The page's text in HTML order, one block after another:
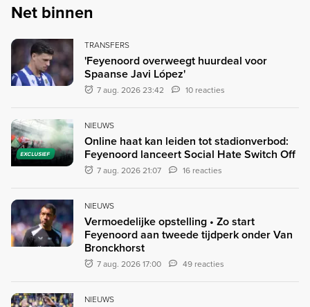
Net binnen
TRANSFERS
'Feyenoord overweegt huurdeal voor
Spaanse Javi López'
7 aug. 2026 23:42 10 reacties
EXCLUSIEF
NIEUWS
Online haat kan leiden tot stadionverbod:
Feyenoord lanceert Social Hate Switch Off
7 aug. 2026 21:07 16 reacties
NIEUWS
Vermoedelijke opstelling • Zo start
Feyenoord aan tweede tijdperk onder Van
Bronckhorst
7 aug. 2026 17:00 49 reacties
NIEUWS